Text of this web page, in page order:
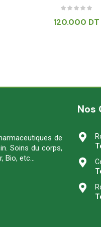
120.000 DT
de
Soins du corps,
Bio, etc…
Nos